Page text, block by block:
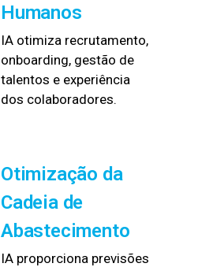
Humanos
IA otimiza recrutamento,
onboarding, gestão de
talentos e experiência
dos colaboradores.
Otimização da
Cadeia de
Abastecimento
IA proporciona previsões